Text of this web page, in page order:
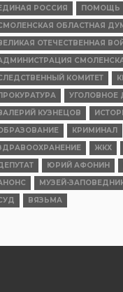
РОССИЯ
ПОМОЩЬ
ОБЛАСТНАЯ
ОТЕЧЕСТВЕННАЯ
КОМИТЕТ
УГОЛОВНОЕ
КУЗНЕЦОВ
КРИМИНАЛ
ЖКХ
ЮРИЙ АФОНИН
МУЗЕЙ-
ВЯЗЬМА